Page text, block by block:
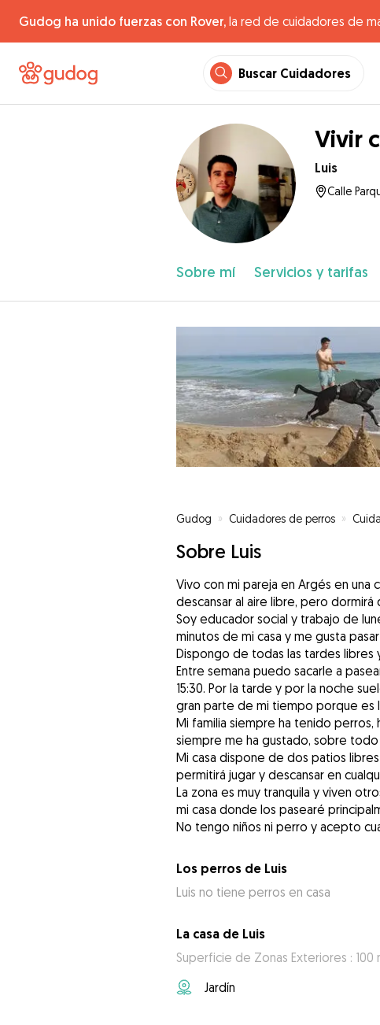
Gudog ha unido fuerzas con Rover, la red de cuidadores de
Buscar Cuidadores
Vivir
Luis
Calle
Sobre mí Servicios y tarifas
Gudog » Cuidadores de perros »
Sobre Luis
Vivo con mi pareja en Argés en
descansar al aire libre, pero dormirá
Soy educador social y trabajo de
minutos de mi casa y me gusta
Dispongo de todas las tardes libres
Entre semana puedo sacarle a
15:30. Por la tarde y por la noche
gran parte de mi tiempo porque es
Mi familia siempre ha tenido
siempre me ha gustado, sobre
Mi casa dispone de dos patios
permitirá jugar y descansar en
La zona es muy tranquila y viven
mi casa donde los pasearé
No tengo niños ni perro y acepto
Los perros de Luis
Luis no tiene perros en casa
La casa de Luis
Superficie de Zonas Exteriores : 100
Jardín